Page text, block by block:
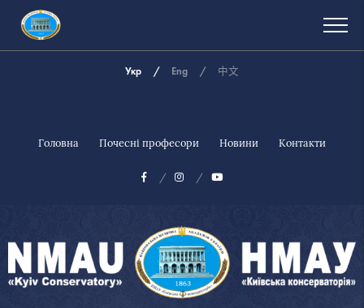
Укр Eng 中文
Головна Почесні професори Новини Контакти